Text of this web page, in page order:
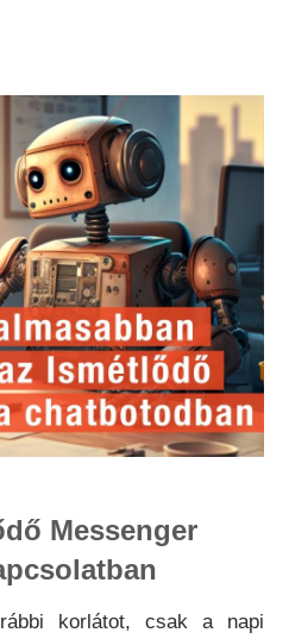
Messenger
korlátot, csak a napi